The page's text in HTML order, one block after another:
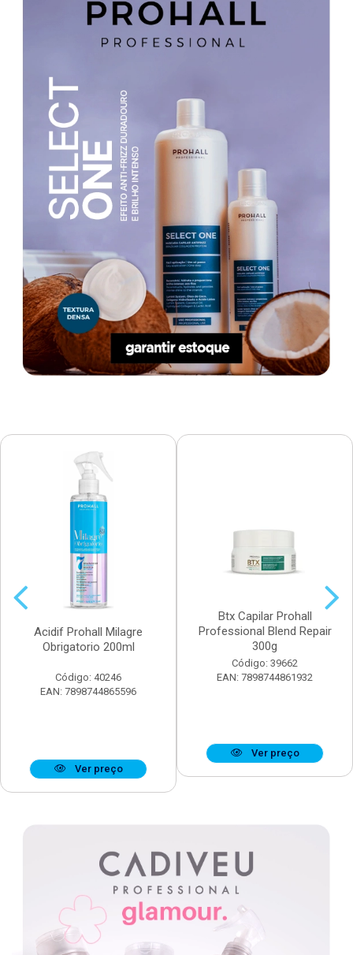
Acidif Prohall Milagre
Obrigatorio 200ml
Código: 40246
EAN: 7898744865596
Ver preço
Btx Capilar Prohall
Professional Blend Repair
300g
Código: 39662
EAN: 7898744861932
Ver preço